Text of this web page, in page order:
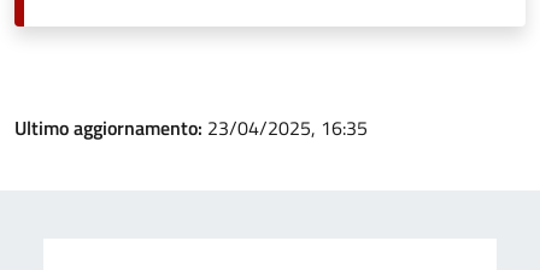
Ultimo aggiornamento: 23/04/2025, 16:35